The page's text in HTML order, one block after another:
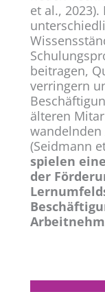
et al.,
beitragen,
verringern
älteren
wandelnden
(Seidmann
spielen
der